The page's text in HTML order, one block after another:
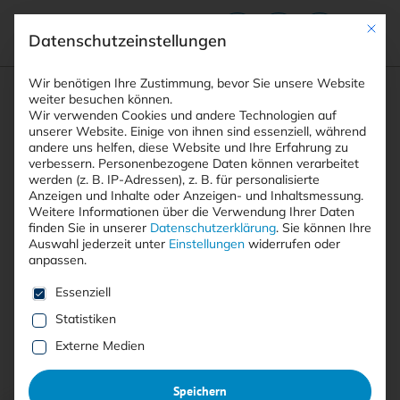
Suchfeld
Suchen
Breadcrumb-Navigation
STARTSEITE AUTOREN MARTIN STEINEBACH
Alle Beiträge von Martin
Steinebach
Mit
Datenschutzeinstellungen
Wir benötigen Ihre Zustimmung, bevor Sie unsere Website
weiter besuchen können.
Wir verwenden Cookies und andere Technologien auf
unserer Website. Einige von ihnen sind essenziell, während
andere uns helfen, diese Website und Ihre Erfahrung zu
verbessern. Personenbezogene Daten können verarbeitet
werden (z. B. IP-Adressen), z. B. für personalisierte
Anzeigen und Inhalte oder Anzeigen- und Inhaltsmessung.
Weitere Informationen über die Verwendung Ihrer Daten
finden Sie in unserer Datenschutzerklärung. Sie können Ihre
Auswahl jederzeit unter Einstellungen widerrufen oder
anpassen.
Es folgt eine Liste der Service-Gruppen, für die eine
Essenziell
Statistiken
Externe Medien
Speichern